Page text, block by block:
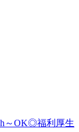
～OK◎福利厚生